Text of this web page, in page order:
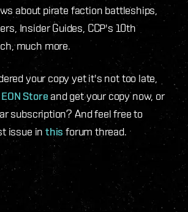
about pirate faction battleships,
Insider Guides, CCP's 10th
much more.
your copy yet it's not too late,
EON Store and get your copy now, or
subscription? And feel free to
issue in thisforum thread.